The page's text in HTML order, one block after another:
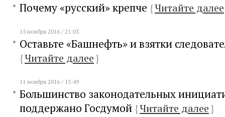
Почему «русский» крепче {Читайте далее
15 ноября 2016 / 21:03
Оставьте «Башнефть» и взятки
{Читайте далее}
11 ноября 2016 / 13:49
Большинство законодательных
поддержано Госдумой {Читайте далее}